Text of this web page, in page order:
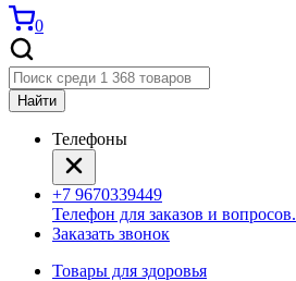
0
Найти
Телефоны
+7 9670339449
Телефон для заказов и вопросов.
Заказать звонок
Товары для здоровья